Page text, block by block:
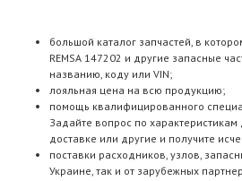
большой каталог запчастей, в
REMSA 147202 и другие запасные
названию, коду или VIN;
лояльная цена на всю продукцию;
помощь квалифицированного
Задайте вопрос по характеристикам
доставке или другие и получите
поставки расходников, узлов,
Украине, так и от зарубежных